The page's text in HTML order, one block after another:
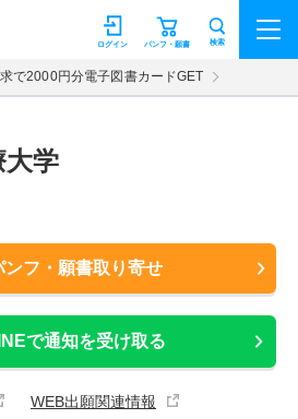
ン パンフ・願書
ログイン 検索
求で2000円分電子図書カードGET
大学
ンフ・願書取り寄せ
で通知を受け取る
WEB出願関連情報